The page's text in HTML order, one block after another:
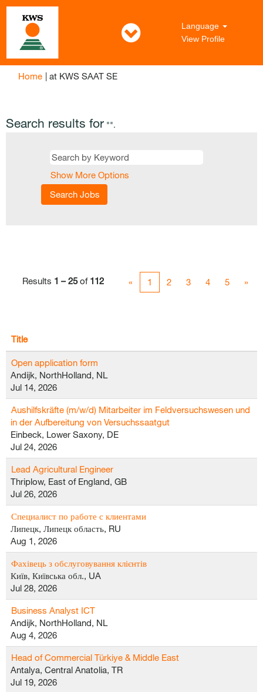
Language
View Profile
Home | at KWS SAAT SE(current
Search results for "".
Show More Options
Results 1 – 25of 112 « 1 2 3 4 5 »
Title
Open application form
Andijk, NorthHolland, NL
Jul 14, 2026
Aushilfskräfte (m/w/d) Mitarbeiter im Feldversuchswesen und
in der Aufbereitung von Versuchssaatgut
Einbeck, Lower Saxony, DE
Jul 24, 2026
Lead Agricultural Engineer
Thriplow, East of England, GB
Jul 26, 2026
Специалист по работе с клиентами
Липецк, Липецк область, RU
Aug 1, 2026
Фахівець з обслуговування клієнтів
Київ, Київська обл., UA
Jul 28, 2026
Business Analyst ICT
Andijk, NorthHolland, NL
Aug 4, 2026
Head of Commercial Türkiye & Middle East
Antalya, Central Anatolia, TR
Jul 19, 2026